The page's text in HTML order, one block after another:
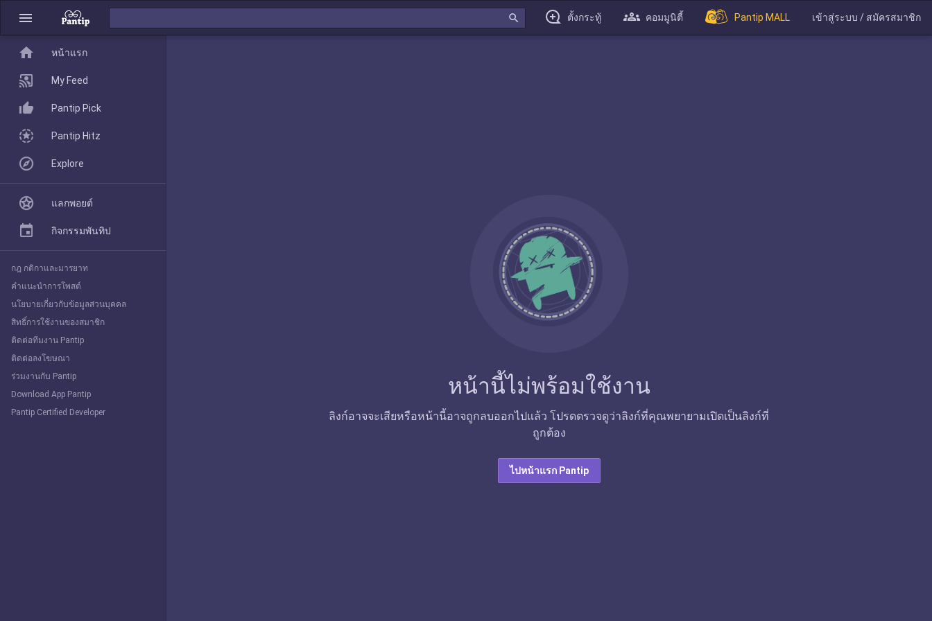
menu search ตั้งกระทู้ คอมมูนิตี้ Pantip MALL เข้าสู่ระบบ / สมัครสมาชิก
หน้านี้ไม่พร้อมใช้งาน
ลิงก์อาจจะเสียหรือหน้านี้อาจถูกลบออกไปแล้ว โปรดตรวจดูว่าลิงก์ที่คุณพยายามเปิดเป็นลิงก์ที่
ถูกต้อง
ไปหน้าแรก Pantip
home
Pantip Pick
Explore
home หน้าแรก
My Feed
Pantip Pick
Pantip Hitz
Explore
แลกพอยต์
กิจกรรมพันทิป
กฎ กติกาและมารยาท
คำแนะนำการโพสต์
นโยบายเกี่ยวกับข้อมูลส่วนบุคคล
สิทธิ์การใช้งานของสมาชิก
ติดต่อทีมงาน Pantip
ติดต่อลงโฆษณา
ร่วมงานกับ Pantip
Download App Pantip
Pantip Certified Developer